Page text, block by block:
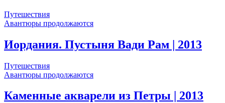
Путешествия
Авантюры продолжаются
Иордания. Пустыня Вади Рам | 2013
Путешествия
Авантюры продолжаются
Каменные акварели из Петры | 2013